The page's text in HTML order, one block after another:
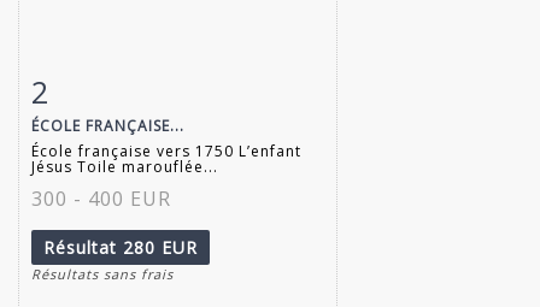
Fiche détaillée
2
ÉCOLE FRANÇAISE...
École française vers 1750 L’enfant
Jésus Toile marouflée...
300 - 400 EUR
Résultat 280 EUR
Résultats sans frais